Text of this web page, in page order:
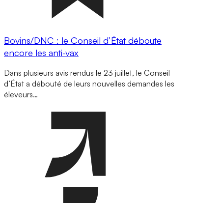
Bovins/DNC : le Conseil d’État déboute
encore les anti-vax
Dans plusieurs avis rendus le 23 juillet, le Conseil
d’État a débouté de leurs nouvelles demandes les
éleveurs…